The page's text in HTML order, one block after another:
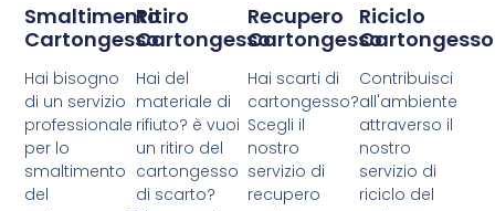
Smaltimento
Cartongesso
Hai bisogno
di un servizio
professionale
per lo
smaltimento
del
Ritiro
Cartongesso
Hai del
materiale di
rifiuto? è vuoi
un ritiro del
cartongesso
di scarto?
Recupero
Cartongesso
Hai scarti di
cartongesso?
Scegli il
nostro
servizio di
recupero
Riciclo
Cartongesso
Contribuisci
all'ambiente
attraverso il
nostro
servizio di
riciclo del